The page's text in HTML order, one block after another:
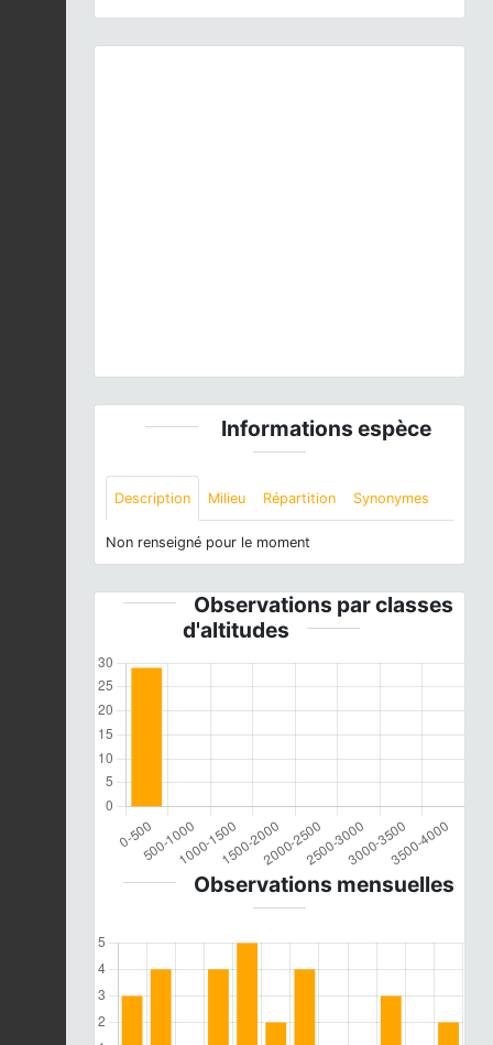
Informations espèce
Description Milieu Répartition Synonymes
Non renseigné pour le moment
Observations par classes
d'altitudes
Observations mensuelles